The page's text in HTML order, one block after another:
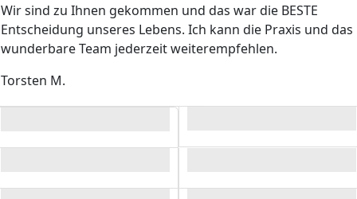
Wir sind zu Ihnen gekommen und das war die BESTE
Entscheidung unseres Lebens. Ich kann die Praxis und das
wunderbare Team jederzeit weiterempfehlen.
Torsten M.